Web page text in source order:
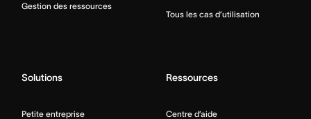
Gestion des ressources
Tous les cas d’utilisation
Solutions
Petite entreprise
Ressources
Centre d’aide